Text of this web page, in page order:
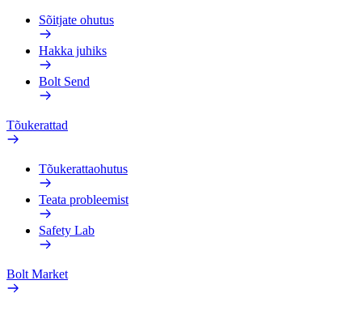
Sõitjate ohutus
Hakka juhiks
Bolt Send
Tõukerattad
Tõukerattaohutus
Teata probleemist
Safety Lab
Bolt Market